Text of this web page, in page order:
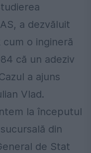
a dezvăluit
o ingineră
că un adeziv
a ajuns
Vlad.
la începutul
din
de Stat